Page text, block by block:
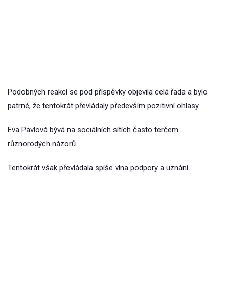
Podobných reakcí se pod příspěvky objevila celá řada a bylo
patrné, že tentokrát převládaly především pozitivní ohlasy.
Eva Pavlová bývá na sociálních sítích často terčem
různorodých názorů.
Tentokrát však převládala spíše vlna podpory a uznání.